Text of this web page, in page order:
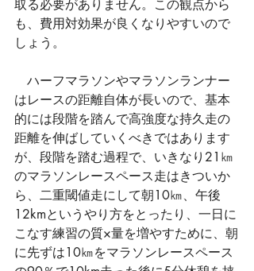
取る必要がありません。この観点から
も、費用対効果が良くなりやすいので
しょう。
ハーフマラソンやマラソンランナー
はレースの距離自体が長いので、基本
的には段階を踏んで高強度な持久走の
距離を伸ばしていくべきではあります
が、段階を踏む過程で、いきなり21㎞
のマラソンレースペース走はきついか
ら、二重閾値走にして朝10㎞、午後
12kmというやり方をとったり、一日に
こなす練習の質×量を増やすために、朝
に先ずは10㎞をマラソンレースペース